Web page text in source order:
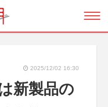
2025/12/02 16:30
新製品の